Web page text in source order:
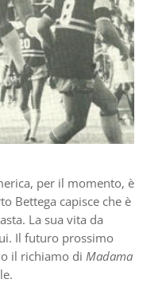
per il momento, è
Bettega capisce che è
La sua vita da
Il futuro prossimo
il richiamo di Madama